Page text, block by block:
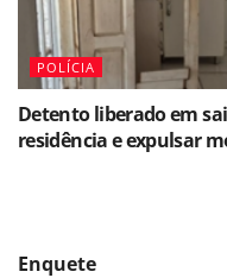
POLÍCIA
Detento liberado em
residência e expulsar
Enquete